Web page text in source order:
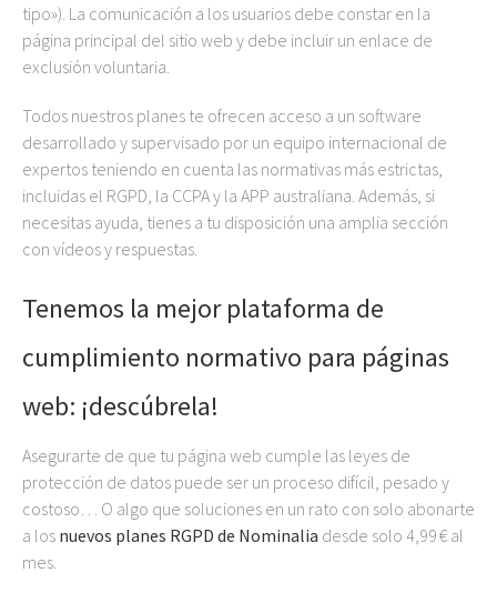
tipo»). La comunicación a los usuarios debe constar en la
página principal del sitio web y debe incluir un enlace de
exclusión voluntaria.
Todos nuestros planes te ofrecen acceso a un software
desarrollado y supervisado por un equipo internacional de
expertos teniendo en cuenta las normativas más estrictas,
incluidas el RGPD, la CCPA y la APP australiana. Además, si
necesitas ayuda, tienes a tu disposición una amplia sección
con vídeos y respuestas.
Tenemos la mejor plataforma de
cumplimiento normativo para páginas
web: ¡descúbrela!
Asegurarte de que tu página web cumple las leyes de
protección de datos puede ser un proceso difícil, pesado y
costoso… O algo que soluciones en un rato con solo abonarte
a los nuevos planes RGPD de Nominalia desde solo 4,99 € al
mes.